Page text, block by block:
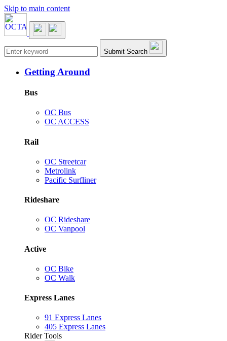
Skip to main content
Main navigation Submit Search
Getting Around
Bus
OC Bus
OC ACCESS
Rail
OC Streetcar
Metrolink
Pacific Surfliner
Rideshare
OC Rideshare
OC Vanpool
Active
OC Bike
OC Walk
Express Lanes
91 Express Lanes
405 Express Lanes
Rider Tools